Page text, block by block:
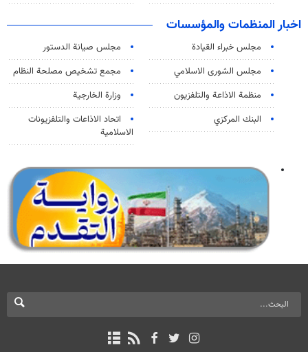
اخبار المنظمات والمؤسسات
مجلس خبراء القيادة
مجلس صيانة الدستور
مجلس الشورى الاسلامي
مجمع تشخيص مصلحة النظام
منظمة الاذاعة والتلفزیون
وزارة الخارجية
البنك المركزي
اتحاد الاذاعات والتلفزيونات
الاسلامية